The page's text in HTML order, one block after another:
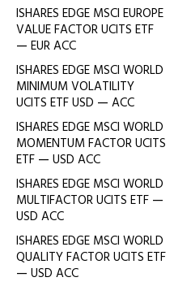
ISHARES EDGE MSCI EUROPE
VALUEFACTORUCITS ETF
— EURACC
ISHARES EDGE MSCI WORLD
MINIMUMVOLATILITY
UCITS ETFUSD — ACC
ISHARES EDGE MSCI WORLD
MOMENTUMFACTORUCITS
ETF — USD ACC
ISHARES EDGE MSCI WORLD
MULTIFACTORUCITS ETF —
USD ACC
ISHARES EDGE MSCI WORLD
QUALITYFACTORUCITS ETF
— USD ACC